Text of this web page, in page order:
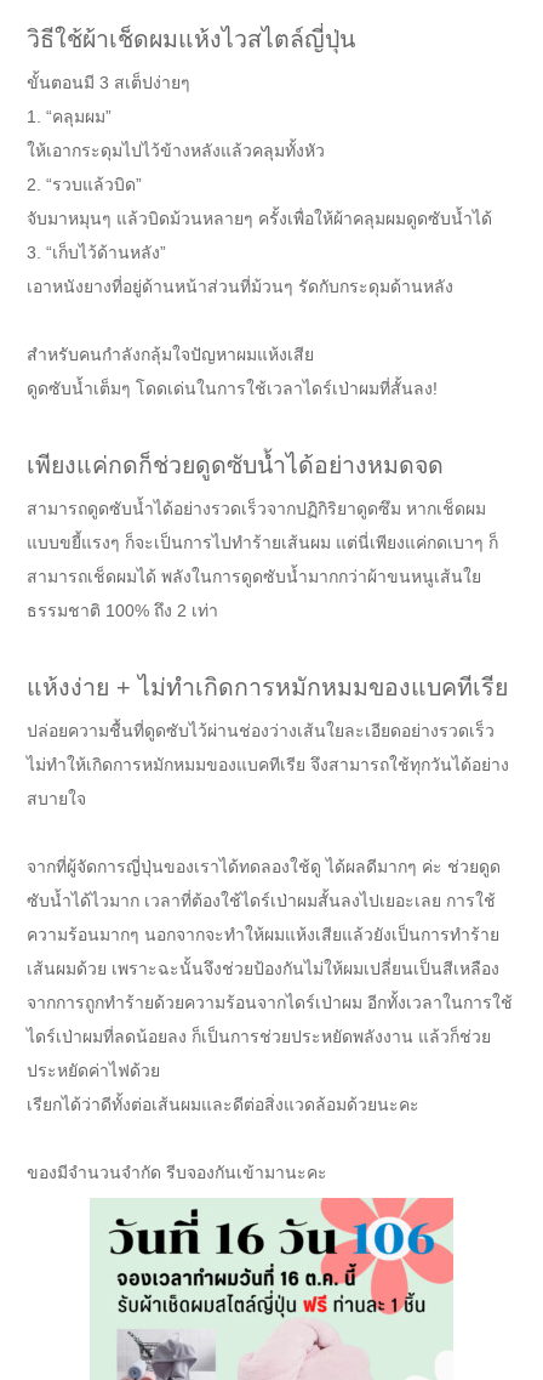
วิธีใช้ผ้าเช็ดผมแห้งไวสไตล์ญี่ปุ่น
ขั้นตอนมี 3 สเต็ปง่ายๆ
1. “คลุมผม”
ให้เอากระดุมไปไว้ข้างหลังแล้วคลุมทั้งหัว
2. “รวบแล้วบิด”
จับมาหมุนๆ แล้วบิดม้วนหลายๆ ครั้งเพื่อให้ผ้าคลุมผมดูดซับน้ำได้
3. “เก็บไว้ด้านหลัง”
เอาหนังยางที่อยู่ด้านหน้าส่วนที่ม้วนๆ รัดกับกระดุมด้านหลัง
สำหรับคนกำลังกลุ้มใจปัญหาผมแห้งเสีย
ดูดซับน้ำเต็มๆ โดดเด่นในการใช้เวลาไดร์เป่าผมที่สั้นลง!
เพียงแค่กดก็ช่วยดูดซับน้ำได้อย่างหมดจด
สามารถดูดซับน้ำได้อย่างรวดเร็วจากปฏิกิริยาดูดซึม หากเช็ดผม
แบบขยี้แรงๆ ก็จะเป็นการไปทำร้ายเส้นผม แต่นี่เพียงแค่กดเบาๆ ก็
สามารถเช็ดผมได้ พลังในการดูดซับน้ำมากกว่าผ้าขนหนูเส้นใย
ธรรมชาติ 100% ถึง 2 เท่า
แห้งง่าย + ไม่ทำเกิดการหมักหมมของแบคทีเรีย
ปล่อยความชื้นที่ดูดซับไว้ผ่านช่องว่างเส้นใยละเอียดอย่างรวดเร็ว
ไม่ทำให้เกิดการหมักหมมของแบคทีเรีย จึงสามารถใช้ทุกวันได้อย่าง
สบายใจ
จากที่ผู้จัดการญี่ปุ่นของเราได้ทดลองใช้ดู ได้ผลดีมากๆ ค่ะ ช่วยดูด
ซับน้ำได้ไวมาก เวลาที่ต้องใช้ไดร์เป่าผมสั้นลงไปเยอะเลย การใช้
ความร้อนมากๆ นอกจากจะทำให้ผมแห้งเสียแล้วยังเป็นการทำร้าย
เส้นผมด้วย เพราะฉะนั้นจึงช่วยป้องกันไม่ให้ผมเปลี่ยนเป็นสีเหลือง
จากการถูกทำร้ายด้วยความร้อนจากไดร์เป่าผม อีกทั้งเวลาในการใช้
ไดร์เป่าผมที่ลดน้อยลง ก็เป็นการช่วยประหยัดพลังงาน แล้วก็ช่วย
ประหยัดค่าไฟด้วย
เรียกได้ว่าดีทั้งต่อเส้นผมและดีต่อสิ่งแวดล้อมด้วยนะคะ
ของมีจำนวนจำกัด รีบจองกันเข้ามานะคะ